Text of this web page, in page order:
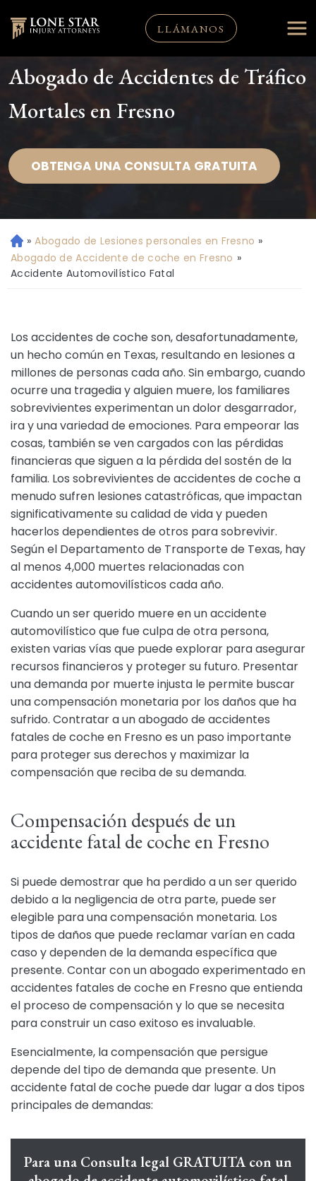
LLÁMANOS
Abogado de Accidentes de Tráfico
Mortales en Fresno
OBTENGA UNA CONSULTA GRATUITA
Ini
ci
o
» Abogado de Lesiones personales en Fresno »
Abogado de Accidente de coche en Fresno »
Accidente Automovilístico Fatal
Los accidentes de coche son, desafortunadamente,
un hecho común en Texas, resultando en lesiones a
millones de personas cada año. Sin embargo, cuando
ocurre una tragedia y alguien muere, los familiares
sobrevivientes experimentan un dolor desgarrador,
ira y una variedad de emociones. Para empeorar las
cosas, también se ven cargados con las pérdidas
financieras que siguen a la pérdida del sostén de la
familia. Los sobrevivientes de accidentes de coche a
menudo sufren lesiones catastróficas, que impactan
significativamente su calidad de vida y pueden
hacerlos dependientes de otros para sobrevivir.
Según el Departamento de Transporte de Texas, hay
al menos 4,000 muertes relacionadas con
accidentes automovilísticos cada año.
Cuando un ser querido muere en un accidente
automovilístico que fue culpa de otra persona,
existen varias vías que puede explorar para asegurar
recursos financieros y proteger su futuro. Presentar
una demanda por muerte injusta le permite buscar
una compensación monetaria por los daños que ha
sufrido. Contratar a un abogado de accidentes
fatales de coche en Fresno es un paso importante
para proteger sus derechos y maximizar la
compensación que reciba de su demanda.
Compensación después de un
accidente fatal de coche en Fresno
Si puede demostrar que ha perdido a un ser querido
debido a la negligencia de otra parte, puede ser
elegible para una compensación monetaria. Los
tipos de daños que puede reclamar varían en cada
caso y dependen de la demanda específica que
presente. Contar con un abogado experimentado en
accidentes fatales de coche en Fresno que entienda
el proceso de compensación y lo que se necesita
para construir un caso exitoso es invaluable.
Esencialmente, la compensación que persigue
depende del tipo de demanda que presente. Un
accidente fatal de coche puede dar lugar a dos tipos
principales de demandas:
Para una Consulta legal GRATUITA con un